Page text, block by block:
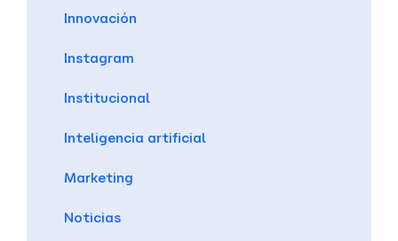
Innovación
Instagram
Institucional
Inteligencia artificial
Marketing
Noticias